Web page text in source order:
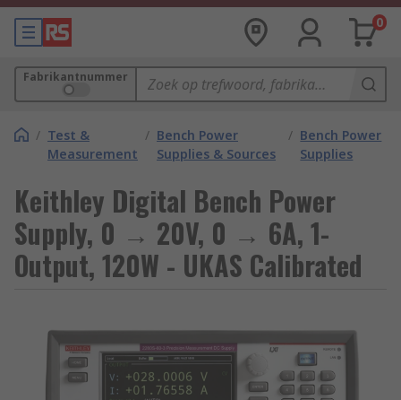
0
Fabrikantnummer
/ Test &
Measurement
/ Bench Power
Supplies & Sources
/ Bench Power
Supplies
Keithley Digital Bench Power
Supply, 0 → 20V, 0 → 6A, 1-
Output, 120W - UKAS Calibrated